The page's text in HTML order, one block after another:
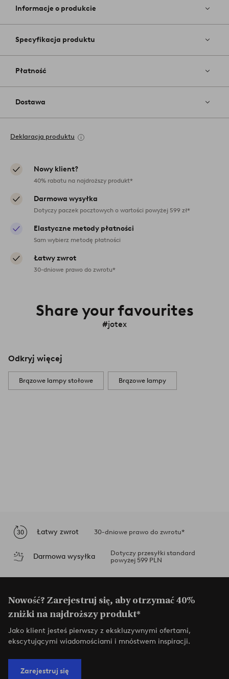
Informacje o produkcie
Specyfikacja produktu
Płatność
Dostawa
Deklaracja produktu
Nowy klient?
40% rabatu na najdroższy produkt*
Darmowa wysyłka
Dotyczy paczek pocztowych o wartości powyżej 599 zł*
Elastyczne metody płatności
Sam wybierz metodę płatności
Łatwy zwrot
30-dniowe prawo do zwrotu*
Share your favourites
#jotex
Odkryj więcej
Brązowe lampy stołowe Brązowe lampy
Łatwy zwrot 30-dniowe prawo do zwrotu*
Darmowa wysyłka
Dotyczy przesyłki standard
powyżej 599 PLN
Nowość? Zarejestruj się, aby otrzymać 40%
zniżki na najdroższy produkt*
Jako klient jesteś pierwszy z ekskluzywnymi ofertami,
ekscytującymi wiadomościami i mnóstwem inspiracji.
Zarejestruj się